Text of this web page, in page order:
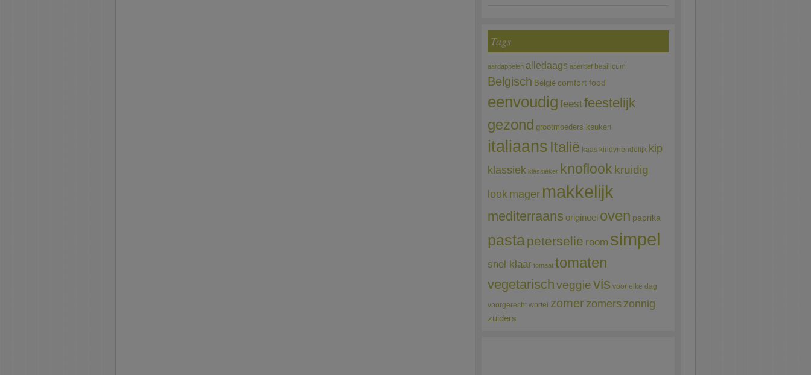
Tags
aardappelen alledaags aperitief basilicum
Belgisch België comfort food
eenvoudig feestfeestelijk
gezond grootmoeders keuken
italiaans Italië kaas kindvriendelijk kip
klassiek klassieker knoflook kruidig
look mager makkelijk
mediterraans origineel oven paprika
pastapeterselie room simpel
snel klaar tomaat tomaten
vegetarischveggievis voor elke dag
voorgerecht wortel zomerzomerszonnig
zuiders